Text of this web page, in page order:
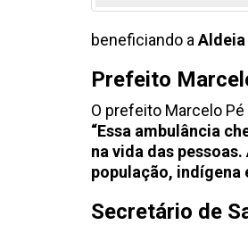
beneficiando a Aldeia
Prefeito
O prefeito Marcelo
“Essa ambulância
na vida das
população, indígena
Secretário de